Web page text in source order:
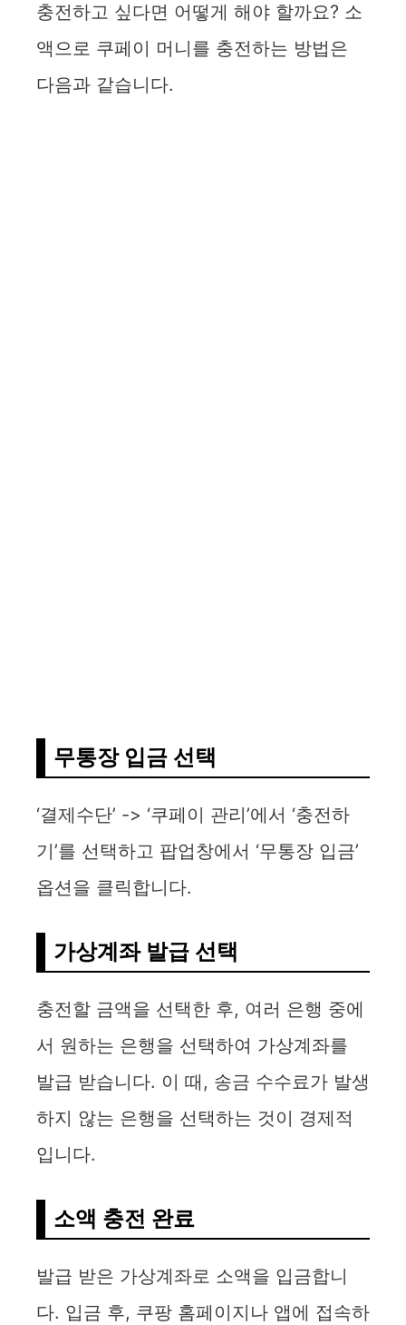
충전하고 싶다면 어떻게 해야 할까요? 소
액으로 쿠페이 머니를 충전하는 방법은
다음과 같습니다.
무통장 입금 선택
‘결제수단’ -> ‘쿠페이 관리’에서 ‘충전하
기’를 선택하고 팝업창에서 ‘무통장 입금’
옵션을 클릭합니다.
가상계좌 발급 선택
충전할 금액을 선택한 후, 여러 은행 중에
서 원하는 은행을 선택하여 가상계좌를
발급 받습니다. 이 때, 송금 수수료가 발생
하지 않는 은행을 선택하는 것이 경제적
입니다.
소액 충전 완료
발급 받은 가상계좌로 소액을 입금합니
다. 입금 후, 쿠팡 홈페이지나 앱에 접속하